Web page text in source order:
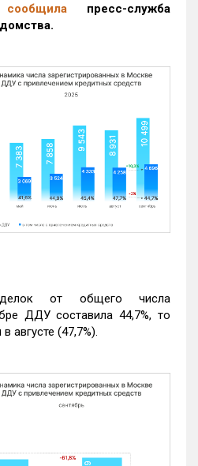
сообщила пресс-служба
от общего числа
ДДУ составила 44,7%, то
августе (47,7%).